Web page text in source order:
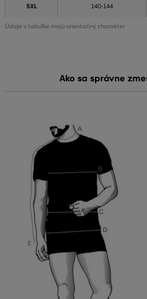
Údaje v tabuľke majú orientačný charakter
5XL 140-144
Ako sa správne